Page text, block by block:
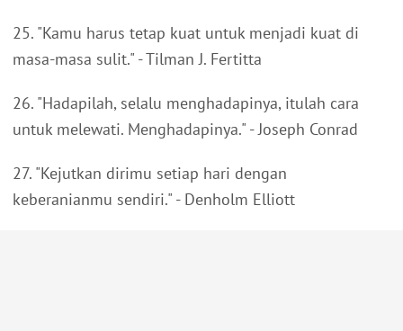
25. "Kamu harus tetap kuat untuk menjadi kuat di
masa-masa sulit." - Tilman J. Fertitta
26. "Hadapilah, selalu menghadapinya, itulah cara
untuk melewati. Menghadapinya." - Joseph Conrad
27. "Kejutkan dirimu setiap hari dengan
keberanianmu sendiri." - Denholm Elliott